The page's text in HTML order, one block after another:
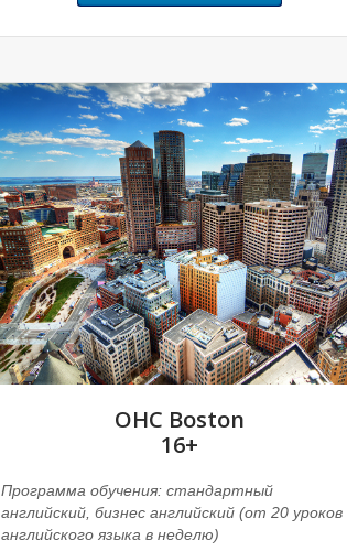
OHC Boston
16+
Программа обучения: стандартный
английский, бизнес английский (от 20 уроков
английского языка в неделю)